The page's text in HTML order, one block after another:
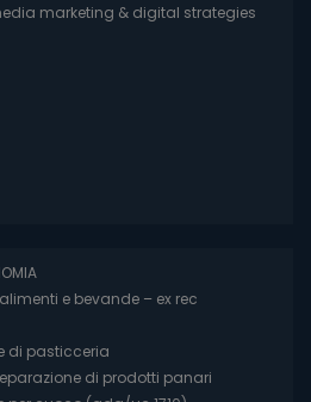
marketing & digital strategies
e bevande – ex rec
di pasticceria
di prodotti panari